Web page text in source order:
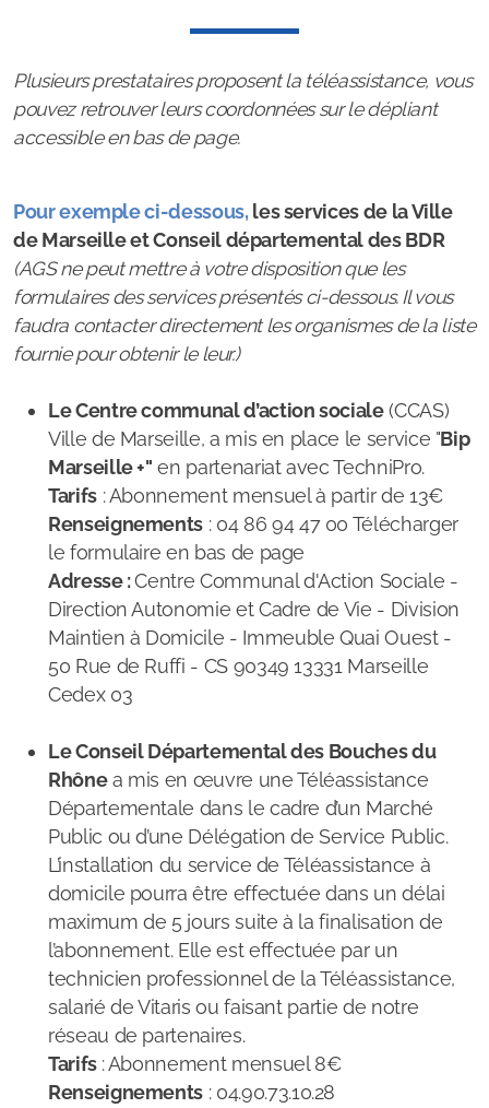
Plusieurs prestataires proposent la téléassistance, vous
pouvez retrouver leurs coordonnées sur le dépliant
accessible en bas de page.
Pour exemple ci-dessous, les services de la Ville
de Marseille et Conseil départemental des BDR
(AGS ne peut mettre à votre disposition que les
formulaires des services présentés ci-dessous. Il vous
faudra contacter directement les organismes de la liste
fournie pour obtenir le leur.)
Le Centre communal d’action sociale(CCAS)
Ville de Marseille, a mis en place le service "Bip
Marseille +" en partenariat avec TechniPro.
Tarifs: Abonnement mensuel à partir de 13€
Renseignements : 04 86 94 47 00 Télécharger
le formulaire en bas de page
Adresse :Centre Communal d'Action Sociale -
Direction Autonomie et Cadre de Vie - Division
Maintien à Domicile - Immeuble Quai Ouest -
50 Rue de Ruffi - CS 90349 13331 Marseille
Cedex 03
Le Conseil Départemental des Bouches du
Rhônea mis en œuvre une Téléassistance
Départementale dans le cadre d’un Marché
Public ou d’une Délégation de Service Public.
L’installation du service de Téléassistance à
domicile pourra être effectuée dans un délai
maximum de 5 jours suite à la finalisation de
l’abonnement. Elle est effectuée par un
technicien professionnel de la Téléassistance,
salarié de Vitaris ou faisant partie de notre
réseau de partenaires.
Tarifs : Abonnement mensuel 8€
Renseignements : 04.90.73.10.28
Logement & Adaptation
Soutien social et administratif
Clubs de loisirs
Pass Seniors
Colis de Noël
Bien Vieillir : Programme Agir Âgé
Vacances seniors : ANCV
Protection des Majeurs
Vivre en établissement
E.H.P.A.D / Maison de retraite
Aide sociale et obligation alimentaire
Résidence Autonomie
Vous êtes Aidant
Accueil de jour
Structures compétentes et solutions de répit
Formation, groupe de parole, atelier
Congé du proche aidant
Congé pour l'accompagnement de fin de vie